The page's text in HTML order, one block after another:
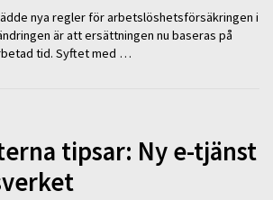
nya regler för arbetslöshetsförsäkringen i
är att ersättningen nu baseras på
tid. Syftet med …
tipsar: Ny e-tjänst